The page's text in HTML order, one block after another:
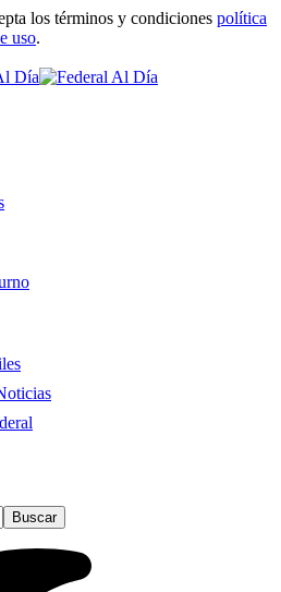
los términos y condiciones política
uso.